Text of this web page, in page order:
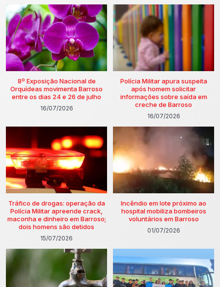
8º Exposição Nacional de
Orquídeas movimenta Barroso
entre os dias 24 e 26 de julho
16/07/2026
Polícia Militar apura suspeita
após homem solicitar
informações sobre saída em
creche de Barroso
16/07/2026
Tráfico de drogas: operação da
Polícia Militar apreende crack,
maconha e dinheiro em Barroso;
dois homens são detidos
15/07/2026
Incêndio em lote próximo ao
hospital mobiliza bombeiros
voluntários em Barroso
01/07/2026